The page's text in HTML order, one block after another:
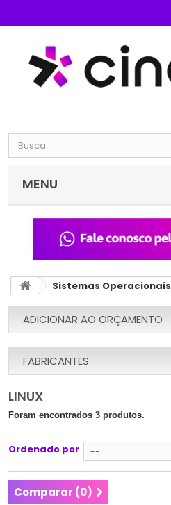
MENU
Sistemas Operacionais
ADICIONAR AO ORÇAMENTO
FABRICANTES
LINUX
Foram encontrados 3 produtos.
Ordenado por --
Comparar (0)